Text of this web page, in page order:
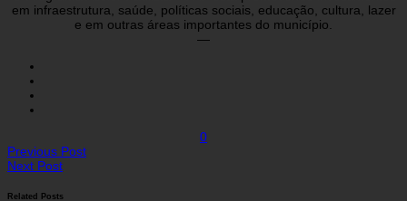
em infraestrutura, saúde, políticas sociais, educação, cultura, lazer
e em outras áreas importantes do município.
—
0
Previous Post
Next Post
Related Posts